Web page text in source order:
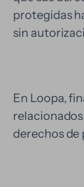
protegidas
sin
En Loopa,
derechos